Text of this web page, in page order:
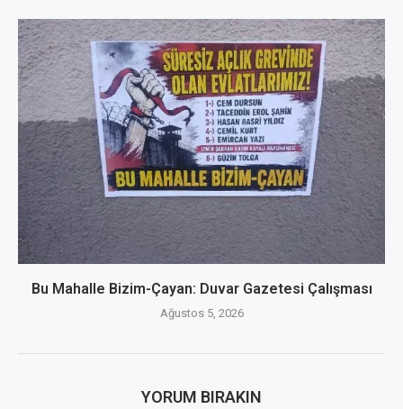
Bu Mahalle Bizim-Çayan: Duvar Gazetesi Çalışması
Ağustos 5, 2026
YORUM BIRAKIN